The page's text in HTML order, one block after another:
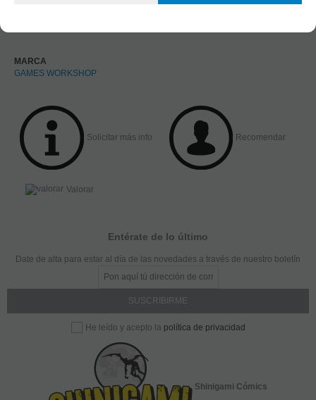
MARCA
GAMES WORKSHOP
Solicitar más info Recomendar
Valorar
Entérate de lo último
Date de alta para estar al día de las novedades a través de nuestro boletín
He leído y acepto la política de privacidad
Shinigami Cómics